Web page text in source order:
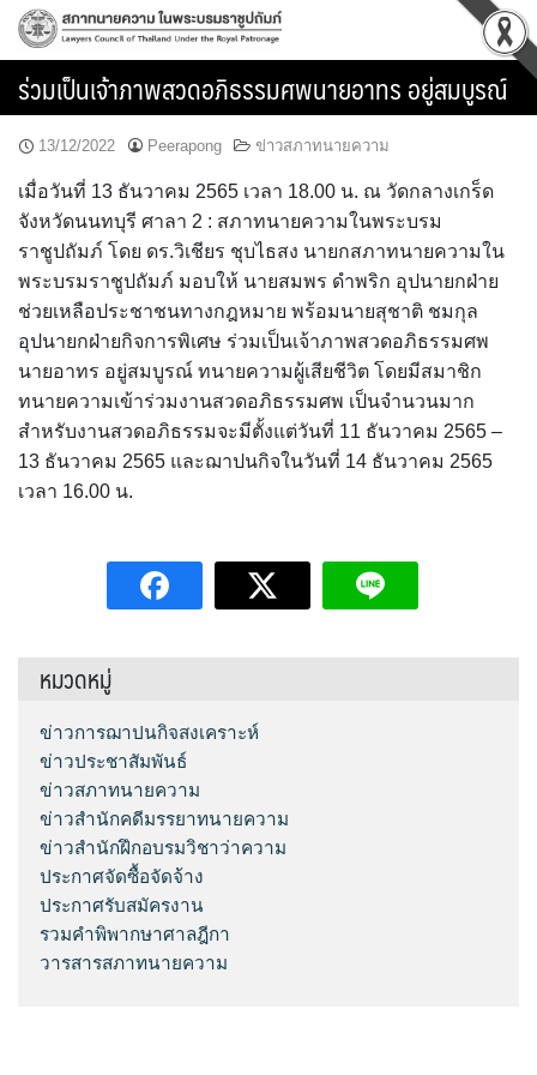
Skip
content
ร่วมเป็นเจ้าภาพสวดอภิธรรมศพนายอาทร อยู่สมบูรณ์
13/12/2022 Peerapong ข่าวสภาทนายความ
เมื่อวันที่ 13 ธันวาคม 2565 เวลา 18.00 น. ณ วัดกลางเกร็ด
จังหวัดนนทบุรี ศาลา 2 : สภาทนายความในพระบรม
ราชูปถัมภ์ โดย ดร.วิเชียร ชุบไธสง นายกสภาทนายความใน
พระบรมราชูปถัมภ์ มอบให้ นายสมพร ดำพริก อุปนายกฝ่าย
ช่วยเหลือประชาชนทางกฎหมาย พร้อมนายสุชาติ ชมกุล
อุปนายกฝ่ายกิจการพิเศษ ร่วมเป็นเจ้าภาพสวดอภิธรรมศพ
นายอาทร อยู่สมบูรณ์ ทนายความผู้เสียชีวิต โดยมีสมาชิก
ทนายความเข้าร่วมงานสวดอภิธรรมศพ เป็นจำนวนมาก
สำหรับงานสวดอภิธรรมจะมีตั้งแต่วันที่ 11 ธันวาคม 2565 –
13 ธันวาคม 2565 และฌาปนกิจในวันที่ 14 ธันวาคม 2565
เวลา 16.00 น.
หมวดหมู่
ข่าวการฌาปนกิจสงเคราะห์
ข่าวประชาสัมพันธ์
ข่าวสภาทนายความ
ข่าวสำนักคดีมรรยาทนายความ
ข่าวสำนักฝึกอบรมวิชาว่าความ
ประกาศจัดซื้อจัดจ้าง
ประกาศรับสมัครงาน
รวมคำพิพากษาศาลฎีกา
วารสารสภาทนายความ